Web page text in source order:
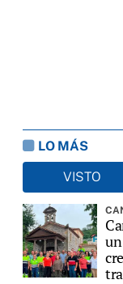
LO MÁS
VISTO